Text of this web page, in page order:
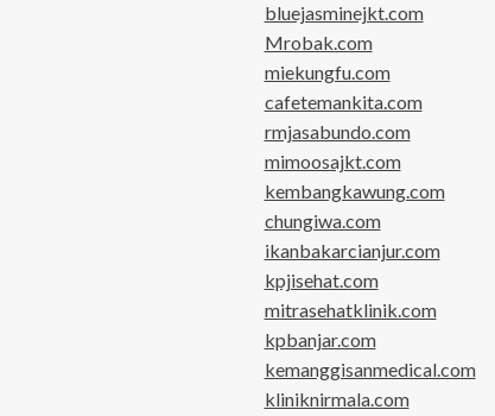
bluejasminejkt.com
Mrobak.com
miekungfu.com
cafetemankita.com
rmjasabundo.com
mimoosajkt.com
kembangkawung.com
chungiwa.com
ikanbakarcianjur.com
kpjisehat.com
mitrasehatklinik.com
kpbanjar.com
kemanggisanmedical.com
kliniknirmala.com